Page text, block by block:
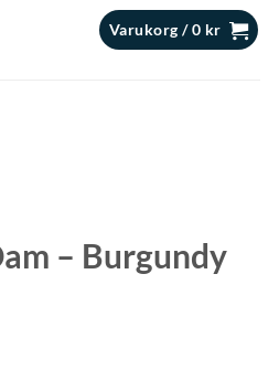
Varukorg /0 kr
– Burgundy